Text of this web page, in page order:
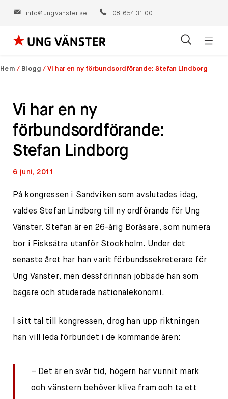
info@ungvanster.se 08-654 31 00
Hoppa
till
Hem / Blogg /Vi har en ny förbundsordförande: Stefan Lindborg
Vi har en ny
förbundsordförande:
Stefan Lindborg
6 juni, 2011
På kongressen i Sandviken som avslutades idag,
valdes Stefan Lindborg till ny ordförande för Ung
Vänster. Stefan är en 26-årig Boråsare, som numera
bor i Fisksätra utanför Stockholm. Under det
senaste året har han varit förbundssekreterare för
Ung Vänster, men dessförinnan jobbade han som
bagare och studerade nationalekonomi.
I sitt tal till kongressen, drog han upp riktningen
han vill leda förbundet i de kommande åren:
– Det är en svår tid, högern har vunnit mark
och vänstern behöver kliva fram och ta ett